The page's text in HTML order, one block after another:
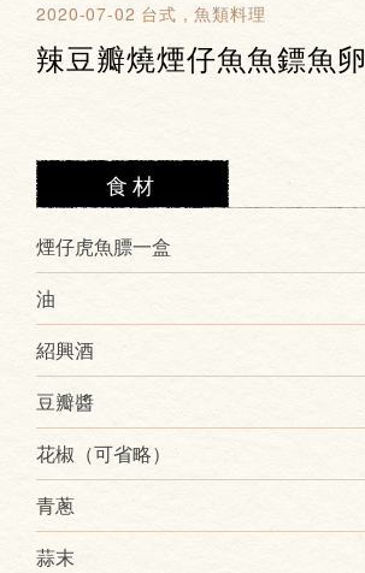
2020-07-02 台式 魚類料理
辣豆瓣燒煙仔魚魚鏢魚卵
食材
煙仔虎魚膘一盒
油
紹興酒
豆瓣醬
花椒（可省略）
青蔥
蒜末